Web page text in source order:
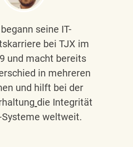
seine IT-
bei TJX im
und macht bereits
in mehreren
und hilft bei der
die Integrität
Systeme weltweit.